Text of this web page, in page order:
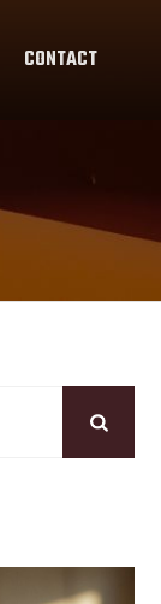
CONTACT